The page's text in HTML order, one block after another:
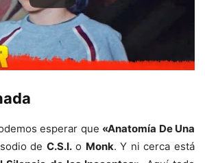
esperar que «Anatomía De Una
de C.S.I.o Monk. Y ni cerca está